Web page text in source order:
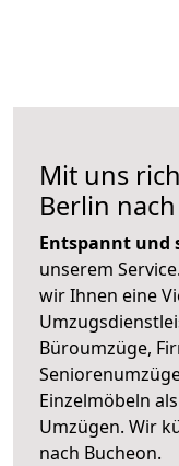
Mit uns
Berlin
Entspannt und
unserem
wir Ihnen eine
Büroumzüge,
Einzelmöbeln
Umzügen. Wir
nach Bucheon.